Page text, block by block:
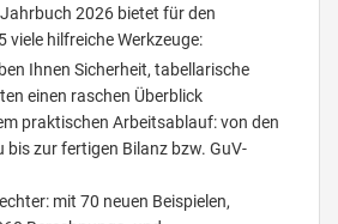
2026 bietet für den
hilfreiche Werkzeuge:
Ihnen Sicherheit, tabellarische
einen raschen Überblick
praktischen Arbeitsablauf: von den
bis zur fertigen Bilanz bzw. GuV-
mit 70 neuen Beispielen,